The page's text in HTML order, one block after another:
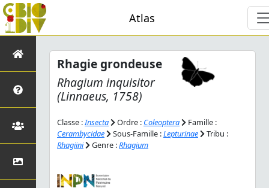
Atlas
Rhagie grondeuse
Rhagium inquisitor
(Linnaeus, 1758)
Classe :Insecta Ordre : Coleoptera
Famille :
Cerambycidae
Sous-Famille :Lepturinae
Tribu :
Rhagiini
Genre :Rhagium